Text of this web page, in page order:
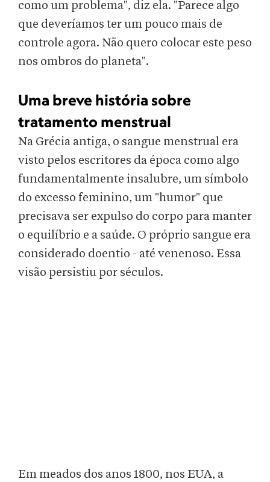
como um problema", diz ela. "Parece algo
que deveríamos ter um pouco mais de
controle agora. Não quero colocar este peso
nos ombros do planeta".
Uma breve história sobre
tratamento menstrual
Na Grécia antiga, o sangue menstrual era
visto pelos escritores da época como algo
fundamentalmente insalubre, um símbolo
do excesso feminino, um "humor" que
precisava ser expulso do corpo para manter
o equilíbrio e a saúde. O próprio sangue era
considerado doentio - até venenoso. Essa
visão persistiu por séculos.
Em meados dos anos 1800, nos EUA, a